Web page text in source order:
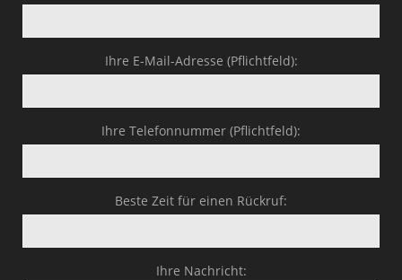
Ihre E-Mail-Adresse (Pflichtfeld):
Ihre Telefonnummer (Pflichtfeld):
Beste Zeit für einen Rückruf:
Ihre Nachricht: